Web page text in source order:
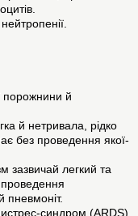
порожнини й
й нетривала, рідко
без проведення якої-
зазвичай легкий та
пневмоніт.
синдром (ARDS)